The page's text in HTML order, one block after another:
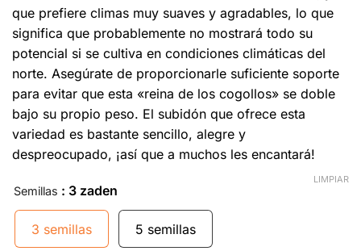
que prefiere climas muy suaves y agradables, lo que
significa que probablemente no mostrará todo su
potencial si se cultiva en condiciones climáticas del
norte. Asegúrate de proporcionarle suficiente soporte
para evitar que esta «reina de los cogollos» se doble
bajo su propio peso. El subidón que ofrece esta
variedad es bastante sencillo, alegre y
despreocupado, ¡así que a muchos les encantará!
Semillas : 3 zaden
3 semillas 5 semillas
LIMPIAR